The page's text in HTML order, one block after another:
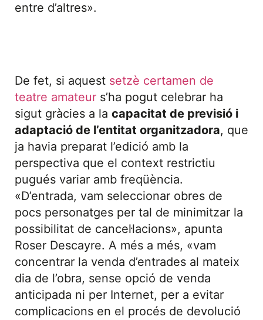
entre d’altres».
De fet, si aquest setzè certamen de
teatre amateur s’ha pogut celebrar ha
sigut gràcies a la capacitat de previsió i
adaptació de l’entitat organitzadora, que
ja havia preparat l’edició amb la
perspectiva que el context restrictiu
pugués variar amb freqüència.
«D’entrada, vam seleccionar obres de
pocs personatges per tal de minimitzar la
possibilitat de cancel·lacions», apunta
Roser Descayre. A més a més, «vam
concentrar la venda d’entrades al mateix
dia de l’obra, sense opció de venda
anticipada ni per Internet, per a evitar
complicacions en el procés de devolució